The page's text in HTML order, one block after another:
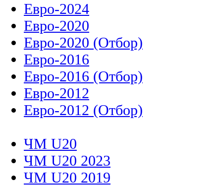
Евро-2024
Евро-2020
Евро-2020 (Отбор)
Евро-2016
Евро-2016 (Отбор)
Евро-2012
Евро-2012 (Отбор)
ЧМ U20
ЧМ U20 2023
ЧМ U20 2019